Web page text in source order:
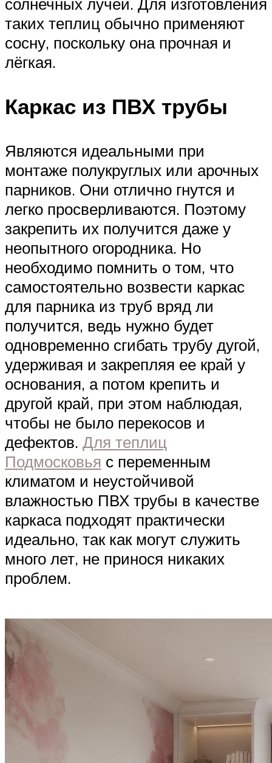
таких теплиц обычно применяют
сосну, поскольку она прочная и
лёгкая.
Каркас из ПВХ трубы
Являются идеальными при
монтаже полукруглых или арочных
парников. Они отлично гнутся и
легко просверливаются. Поэтому
закрепить их получится даже у
неопытного огородника. Но
необходимо помнить о том, что
самостоятельно возвести каркас
для парника из труб вряд ли
получится, ведь нужно будет
одновременно сгибать трубу дугой,
удерживая и закрепляя ее край у
основания, а потом крепить и
другой край, при этом наблюдая,
чтобы не было перекосов и
дефектов. Для теплиц
Подмосковья с переменным
климатом и неустойчивой
влажностью ПВХ трубы в качестве
каркаса подходят практически
идеально, так как могут служить
много лет, не принося никаких
проблем.